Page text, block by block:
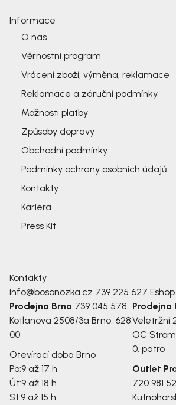
Informace
O nás
Věrnostní program
Vrácení zboží, výměna, reklamace
Reklamace a záruční podmínky
Možnosti platby
Způsoby dopravy
Obchodní podmínky
Podmínky ochrany osobních údajů
Kontakty
Kariéra
Press Kit
Kontakty
info@bosonozka.cz 739 225 627 Eshop
Prodejna Brno 739 045 578
Kotlanova 2508/3a Brno, 628
00
Otevírací doba Brno
Po:9 až 17 h
Út:9 až 18 h
St:9 až 15 h
Prodejna
Veletržní
OC
0. patro
Outlet
720 981